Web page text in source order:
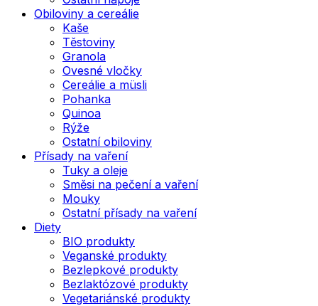
Obiloviny a cereálie
Kaše
Těstoviny
Granola
Ovesné vločky
Cereálie a müsli
Pohanka
Quinoa
Rýže
Ostatní obiloviny
Přísady na vaření
Tuky a oleje
Směsi na pečení a vaření
Mouky
Ostatní přísady na vaření
Diety
BIO produkty
Veganské produkty
Bezlepkové produkty
Bezlaktózové produkty
Vegetariánské produkty